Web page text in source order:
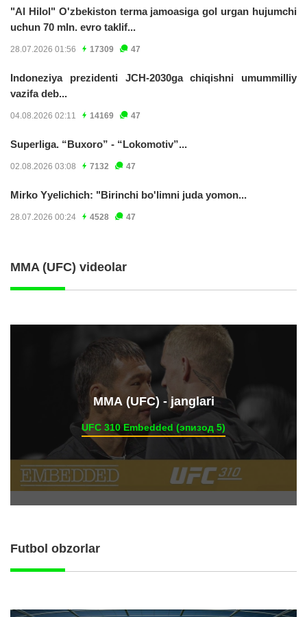
"Al Hilol" O'zbekiston terma jamoasiga gol urgan hujumchi
uchun 70 mln. evro taklif...
28.07.2026 01:56 17309 47
Indoneziya prezidenti JCH-2030ga chiqishni umummilliy
vazifa deb...
04.08.2026 02:11 14169 47
Superliga. “Buxoro” - “Lokomotiv”...
02.08.2026 03:08 7132 47
Mirko Yyelichich: "Birinchi bo'limni juda yomon...
28.07.2026 00:24 4528 47
MMA (UFC) videolar
ММА (UFC) - janglari
UFC 310 Embedded (эпизод 5)
Futbol obzorlar